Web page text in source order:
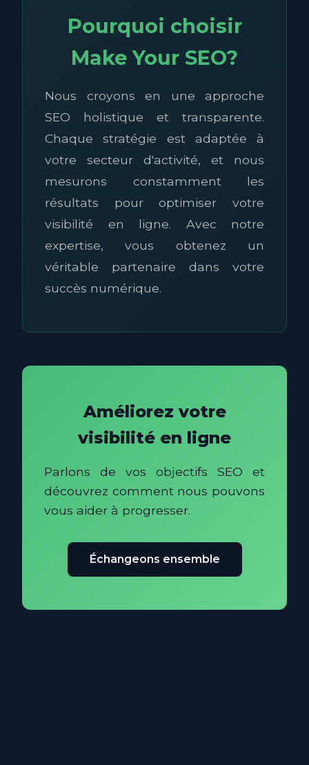
Pourquoi choisir
Make Your SEO?
Nous croyons en une approche
SEO holistique et transparente.
Chaque stratégie est adaptée à
votre secteur d'activité, et nous
mesurons constamment les
résultats pour optimiser votre
visibilité en ligne. Avec notre
expertise, vous obtenez un
véritable partenaire dans votre
succès numérique.
Améliorez votre
visibilité en ligne
Parlons de vos objectifs SEO et
découvrez comment nous pouvons
vous aider à progresser.
Échangeons ensemble